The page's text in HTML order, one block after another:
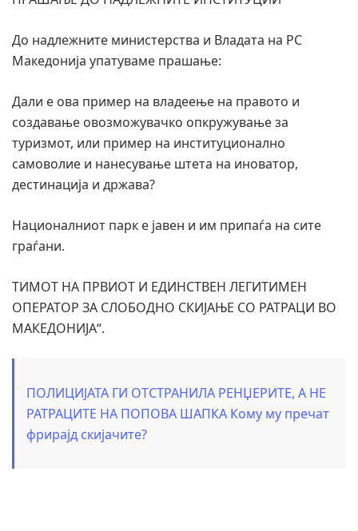
До надлежните министерства и Владата на РС
Македонија упатуваме прашање:
Дали е ова пример на владеење на правото и
создавање овозможувачко опкружување за
туризмот, или пример на институционално
самоволие и нанесување штета на иноватор,
дестинација и држава?
Националниот парк е јавен и им припаѓа на сите
граѓани.
ТИМОТ НА ПРВИОТ И ЕДИНСТВЕН ЛЕГИТИМЕН
ОПЕРАТОР ЗА СЛОБОДНО СКИЈАЊЕ СО РАТРАЦИ ВО
МАКЕДОНИЈА“.
ПОЛИЦИЈАТА ГИ ОТСТРАНИЛА РЕНЏЕРИТЕ, А НЕ
РАТРАЦИТЕ НА ПОПОВА ШАПКА Кому му пречат
фрирајд скијачите?